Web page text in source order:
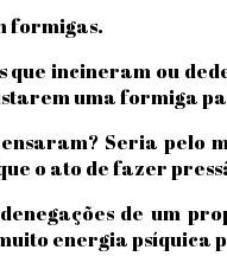
formigas.
incineram ou
uma formiga
Seria pelo
o ato de fazer
de um
energia psíquica